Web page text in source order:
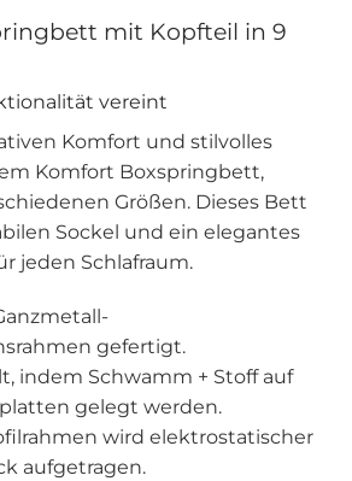
mit Kopfteil in 9
vereint
Komfort und stilvolles
Komfort Boxspringbett,
Größen. Dieses Bett
Sockel und ein elegantes
jeden Schlafraum.
gefertigt.
indem Schwamm + Stoff auf
gelegt werden.
wird elektrostatischer
aufgetragen.